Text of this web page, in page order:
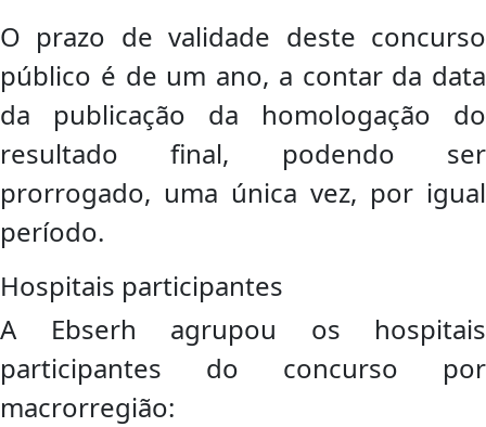
O prazo de validade deste concurso
público é de um ano, a contar da data
da publicação da homologação do
resultado final, podendo ser
prorrogado, uma única vez, por igual
período.
Hospitais participantes
A Ebserh agrupou os hospitais
participantes do concurso por
macrorregião: